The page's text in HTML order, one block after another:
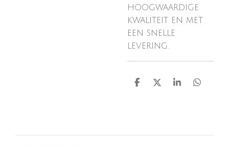
hoogwaardige
kwaliteit en met
een snelle
levering.
D
D
S
D